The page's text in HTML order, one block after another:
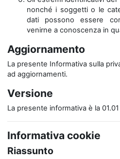
nonché i soggetti o le
dati possono essere
venirne a conoscenza in
Aggiornamento
La presente Informativa sulla
ad aggiornamenti.
Versione
La presente informativa è la
Informativa cookie
Riassunto